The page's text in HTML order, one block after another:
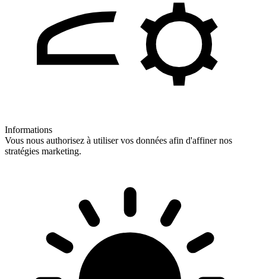
Informations
Vous nous authorisez à utiliser vos données afin d'affiner nos
stratégies marketing.